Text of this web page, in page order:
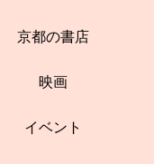
京都の書店
映画
イベント